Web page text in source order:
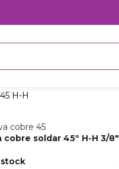
H-H
cobre soldar 45º H-H 3/8″
stock